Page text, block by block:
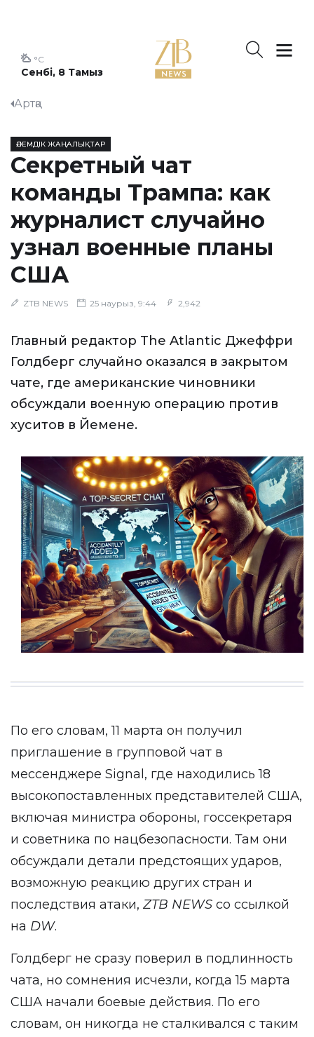
Сенбі, 8 Тамыз
°C
Артқа
ӘЛЕМДІК ЖАҢАЛЫҚТАР
Секретный чат
команды Трампа: как
журналист случайно
узнал военные планы
США
ZTB NEWS 25 наурыз, 9:44 2,942
Главный редактор The Atlantic Джеффри
Голдберг случайно оказался в закрытом
чате, где американские чиновники
обсуждали военную операцию против
хуситов в Йемене.
По его словам, 11 марта он получил
приглашение в групповой чат в
мессенджере Signal, где находились 18
высокопоставленных представителей США,
включая министра обороны, госсекретаря
и советника по нацбезопасности. Там они
обсуждали детали предстоящих ударов,
возможную реакцию других стран и
последствия атаки, ZTB NEWS со ссылкой
на DW.
Голдберг не сразу поверил в подлинность
чата, но сомнения исчезли, когда 15 марта
США начали боевые действия. По его
словам, он никогда не сталкивался с таким